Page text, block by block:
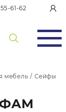
61-62
мебель / Сейфы